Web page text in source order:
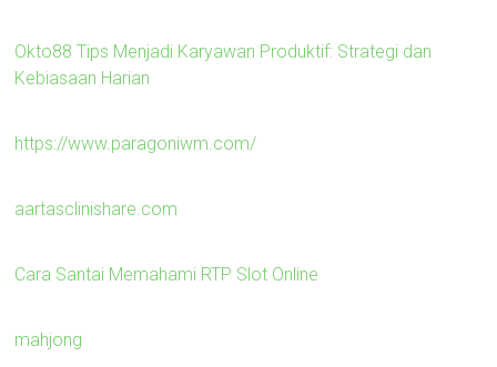
Okto88 Tips Menjadi Karyawan Produktif: Strategi dan
Kebiasaan Harian
https://www.paragoniwm.com/
aartasclinishare.com
Cara Santai Memahami RTP Slot Online
mahjong